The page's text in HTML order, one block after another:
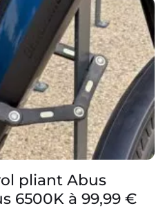
pliant Abus
6500K à 99,99 €